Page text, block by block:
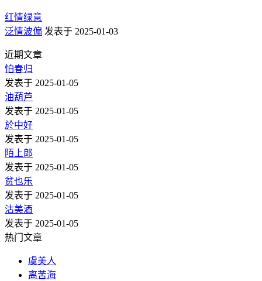
红情绿意
泛情波偏 发表于 2025-01-03
近期文章
怕春归
发表于 2025-01-05
油葫芦
发表于 2025-01-05
於中好
发表于 2025-01-05
陌上郎
发表于 2025-01-05
贫也乐
发表于 2025-01-05
沽美酒
发表于 2025-01-05
热门文章
虞美人
离苦海